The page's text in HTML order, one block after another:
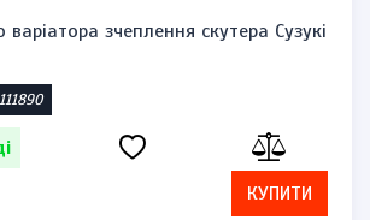
замків запалювання, бензобака та
1785860521
КУПИТИ